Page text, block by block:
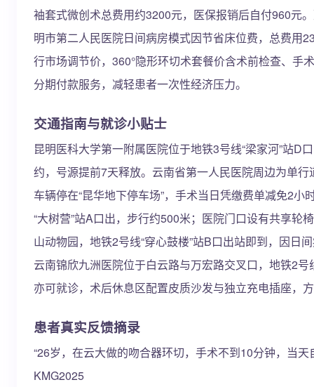
袖套式微创术总费用约3200元，医保报销后自付960元
明市第二人民医院日间病房模式因节省床位费，总费用
行市场调节价，360°隐形环切术套餐价含术前检查、
分期付款服务，减轻患者一次性经济压力。
交通指南与就诊小贴士
昆明医科大学第一附属医院位于地铁3号线“梁家河”站D
约，号源提前7天释放。云南省第一人民医院周边为单
车辆停在“昆华地下停车场”，手术当日凭缴费单减免2
“大树营”站A口出，步行约500米；医院门口设有共享
山动物园，地铁2号线“穿心鼓楼”站B口出站即到，因日
云南锦欣九洲医院位于白云路与万宏路交叉口，地铁2
亦可就诊，术后休息区配置皮质沙发与独立充电插座，
患者真实反馈摘录
“26岁，在云大做的吻合器环切，手术不到10分钟，当
KMG2025